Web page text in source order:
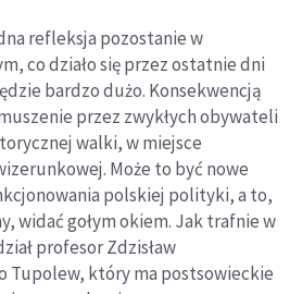
refleksja pozostanie w
co działo się przez ostatnie dni
bardzo dużo. Konsekwencją
przez zwykłych obywateli
walki, w miejsce
Może to być nowe
polskiej polityki, a to,
widać gołym okiem. Jak trafnie w
profesor Zdzisław
Tupolew, który ma postsowieckie